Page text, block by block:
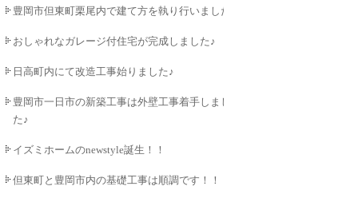
豊岡市但東町栗尾内で建て方を執り行いました♪
おしゃれなガレージ付住宅が完成しました♪
日高町内にて改造工事始りました♪
豊岡市一日市の新築工事は外壁工事着手しまし
た♪
イズミホームのnewstyle誕生！！
但東町と豊岡市内の基礎工事は順調です！！